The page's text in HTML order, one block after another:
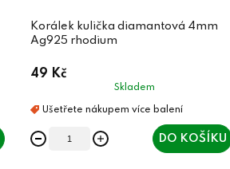
Korálek kulička diamantová 4mm
Ag925 rhodium
49 Kč
Skladem
DO KOŠÍKU